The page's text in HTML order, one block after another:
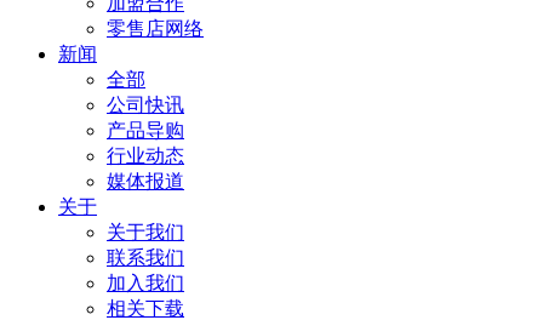
零售店网络
新闻
全部
公司快讯
产品导购
行业动态
媒体报道
关于
关于我们
联系我们
加入我们
相关下载